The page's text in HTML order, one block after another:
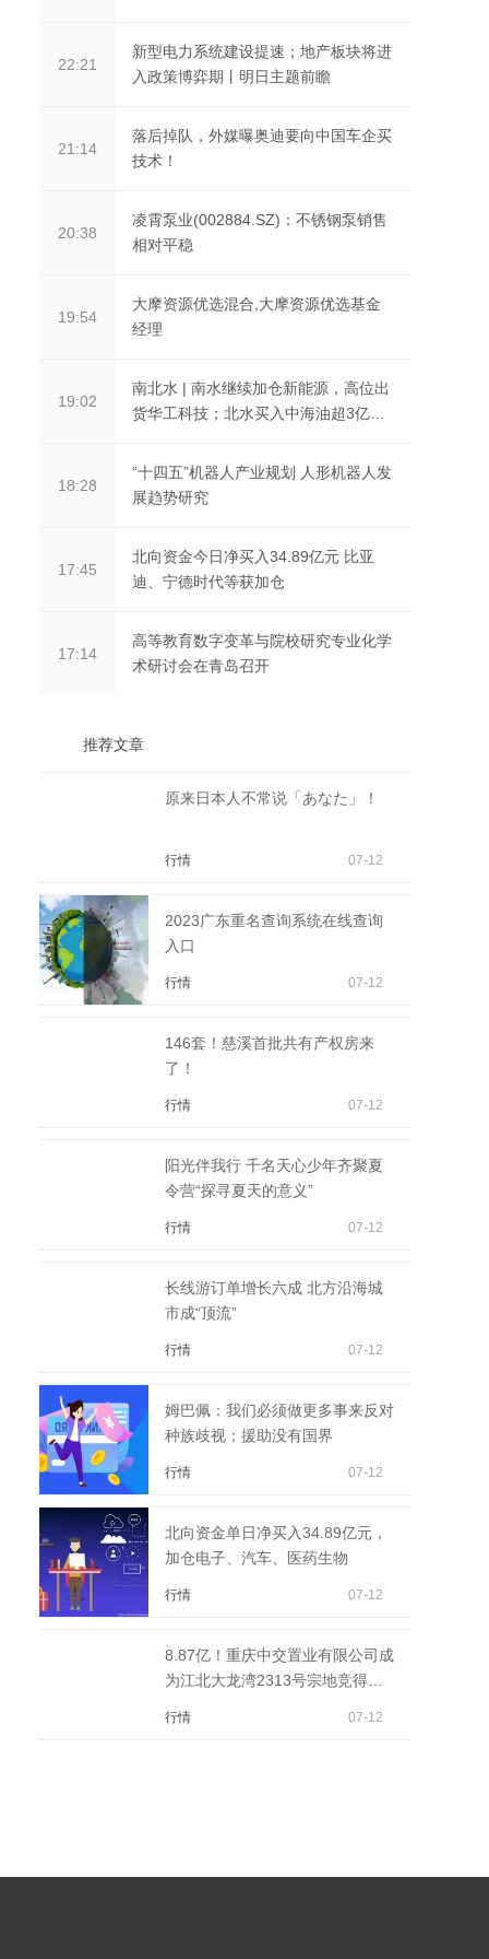
22:21
新型电力系统建设提速；地产板块将进
入政策博弈期丨明日主题前瞻
21:14
落后掉队，外媒曝奥迪要向中国车企买
技术！
20:38
凌霄泵业(002884.SZ)：不锈钢泵销售
相对平稳
19:54
大摩资源优选混合,大摩资源优选基金
经理
19:02
南北水 | 南水继续加仓新能源，高位出
货华工科技；北水买入中海油超3亿港
18:28
“十四五”机器人产业规划 人形机器人发
展趋势研究
17:45
北向资金今日净买入34.89亿元 比亚
迪、宁德时代等获加仓
17:14
高等教育数字变革与院校研究专业化学
术研讨会在青岛召开
推荐文章
原来日本人不常说「あなた」！
行情 07-12
2023广东重名查询系统在线查询
入口
行情 07-12
146套！慈溪首批共有产权房来
了！
行情 07-12
阳光伴我行 千名天心少年齐聚夏
令营“探寻夏天的意义”
行情 07-12
长线游订单增长六成 北方沿海城
市成“顶流”
行情 07-12
姆巴佩：我们必须做更多事来反对
种族歧视；援助没有国界
行情 07-12
北向资金单日净买入34.89亿元，
加仓电子、汽车、医药生物
行情 07-12
8.87亿！重庆中交置业有限公司成
为江北大龙湾2313号宗地竞得入
行情 07-12